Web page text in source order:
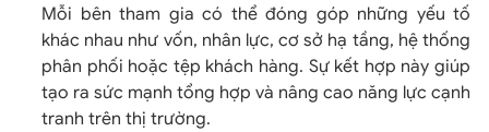
Mỗi bên tham gia có thể đóng góp những yếu tố
khác nhau như vốn, nhân lực, cơ sở hạ tầng, hệ thống
phân phối hoặc tệp khách hàng. Sự kết hợp này giúp
tạo ra sức mạnh tổng hợp và nâng cao năng lực cạnh
tranh trên thị trường.